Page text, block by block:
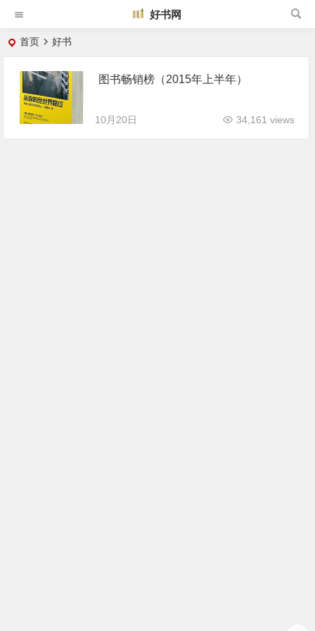
好书网
首页 好书
图书畅销榜（2015年上半年）
10月20日 34,161 views